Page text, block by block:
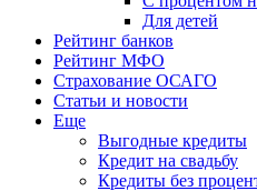
Для детей
Рейтинг банков
Рейтинг МФО
Страхование ОСАГО
Статьи и новости
Еще
Выгодные кредиты
Кредит на свадьбу
Кредиты без